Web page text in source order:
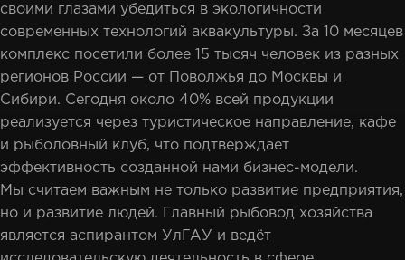
своими глазами убедиться в экологичности
современных технологий аквакультуры. За 10 месяцев
комплекс посетили более 15 тысяч человек из разных
регионов России — от Поволжья до Москвы и
Сибири. Сегодня около 40% всей продукции
реализуется через туристическое направление, кафе
и рыболовный клуб, что подтверждает
эффективность созданной нами бизнес-модели.
Мы считаем важным не только развитие предприятия,
но и развитие людей. Главный рыбовод хозяйства
является аспирантом УлГАУ и ведёт